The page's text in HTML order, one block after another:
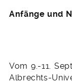
Anfänge und
Vom 9.-11.
Albrechts-